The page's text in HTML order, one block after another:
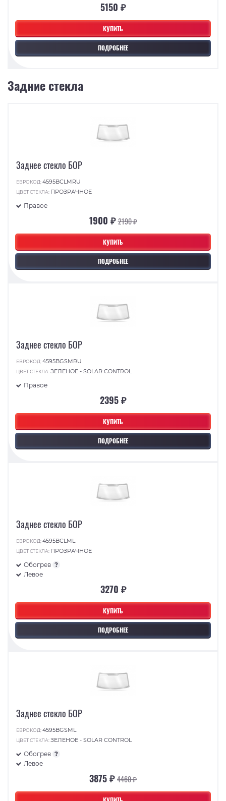
КУПИТЬ
ПОДРОБНЕЕ
5150 ₽
Задние стекла
КУПИТЬ
ПОДРОБНЕЕ
Заднее стекло БОР
ЕВРОКОД:4595BCLMRU
ЦВЕТ СТЕКЛА: ПРОЗРАЧНОЕ
Правое
1900 ₽2190 ₽
КУПИТЬ
ПОДРОБНЕЕ
Заднее стекло БОР
ЕВРОКОД:4595BGSMRU
ЦВЕТ СТЕКЛА:ЗЕЛЕНОЕ - SOLAR CONTROL
Правое
2395 ₽
КУПИТЬ
ПОДРОБНЕЕ
Заднее стекло БОР
ЕВРОКОД:4595BCLML
ЦВЕТ СТЕКЛА: ПРОЗРАЧНОЕ
Обогрев ?
Левое
3270 ₽
Заднее стекло БОР
ЕВРОКОД:4595BGSML
ЦВЕТ СТЕКЛА:ЗЕЛЕНОЕ - SOLAR CONTROL
Обогрев ?
Левое
3875 ₽4460 ₽